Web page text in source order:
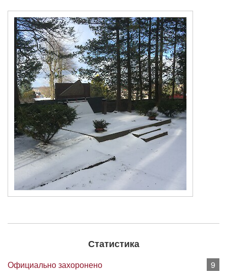
Статистика
Официально захоронено
9